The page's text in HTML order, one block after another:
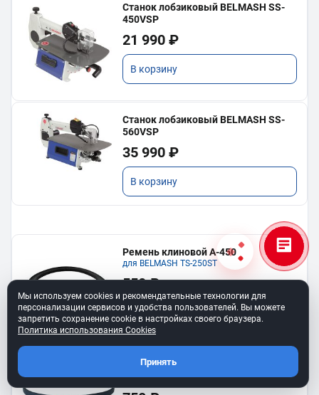
Станок лобзиковый BELMASH SS-
450VSP
21 990 ₽
В корзину
Станок лобзиковый BELMASH SS-
560VSP
35 990 ₽
В корзину
Ремень клиновой A-450
для BELMASH TS-250SТ
550 ₽
В корзину
Ремень 6PJ610 для BELMASH BJM-
750/150T
Мы используем cookies и рекомендательные технологии для
персонализации сервисов и удобства пользователей. Вы можете
запретить сохранение cookie в настройках своего браузера.
Политика использования Cookies
Принять